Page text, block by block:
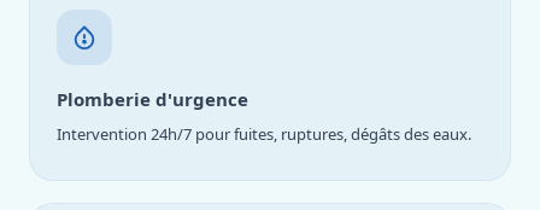
Plomberie d'urgence
Intervention 24h/7 pour fuites, ruptures, dégâts des eaux.